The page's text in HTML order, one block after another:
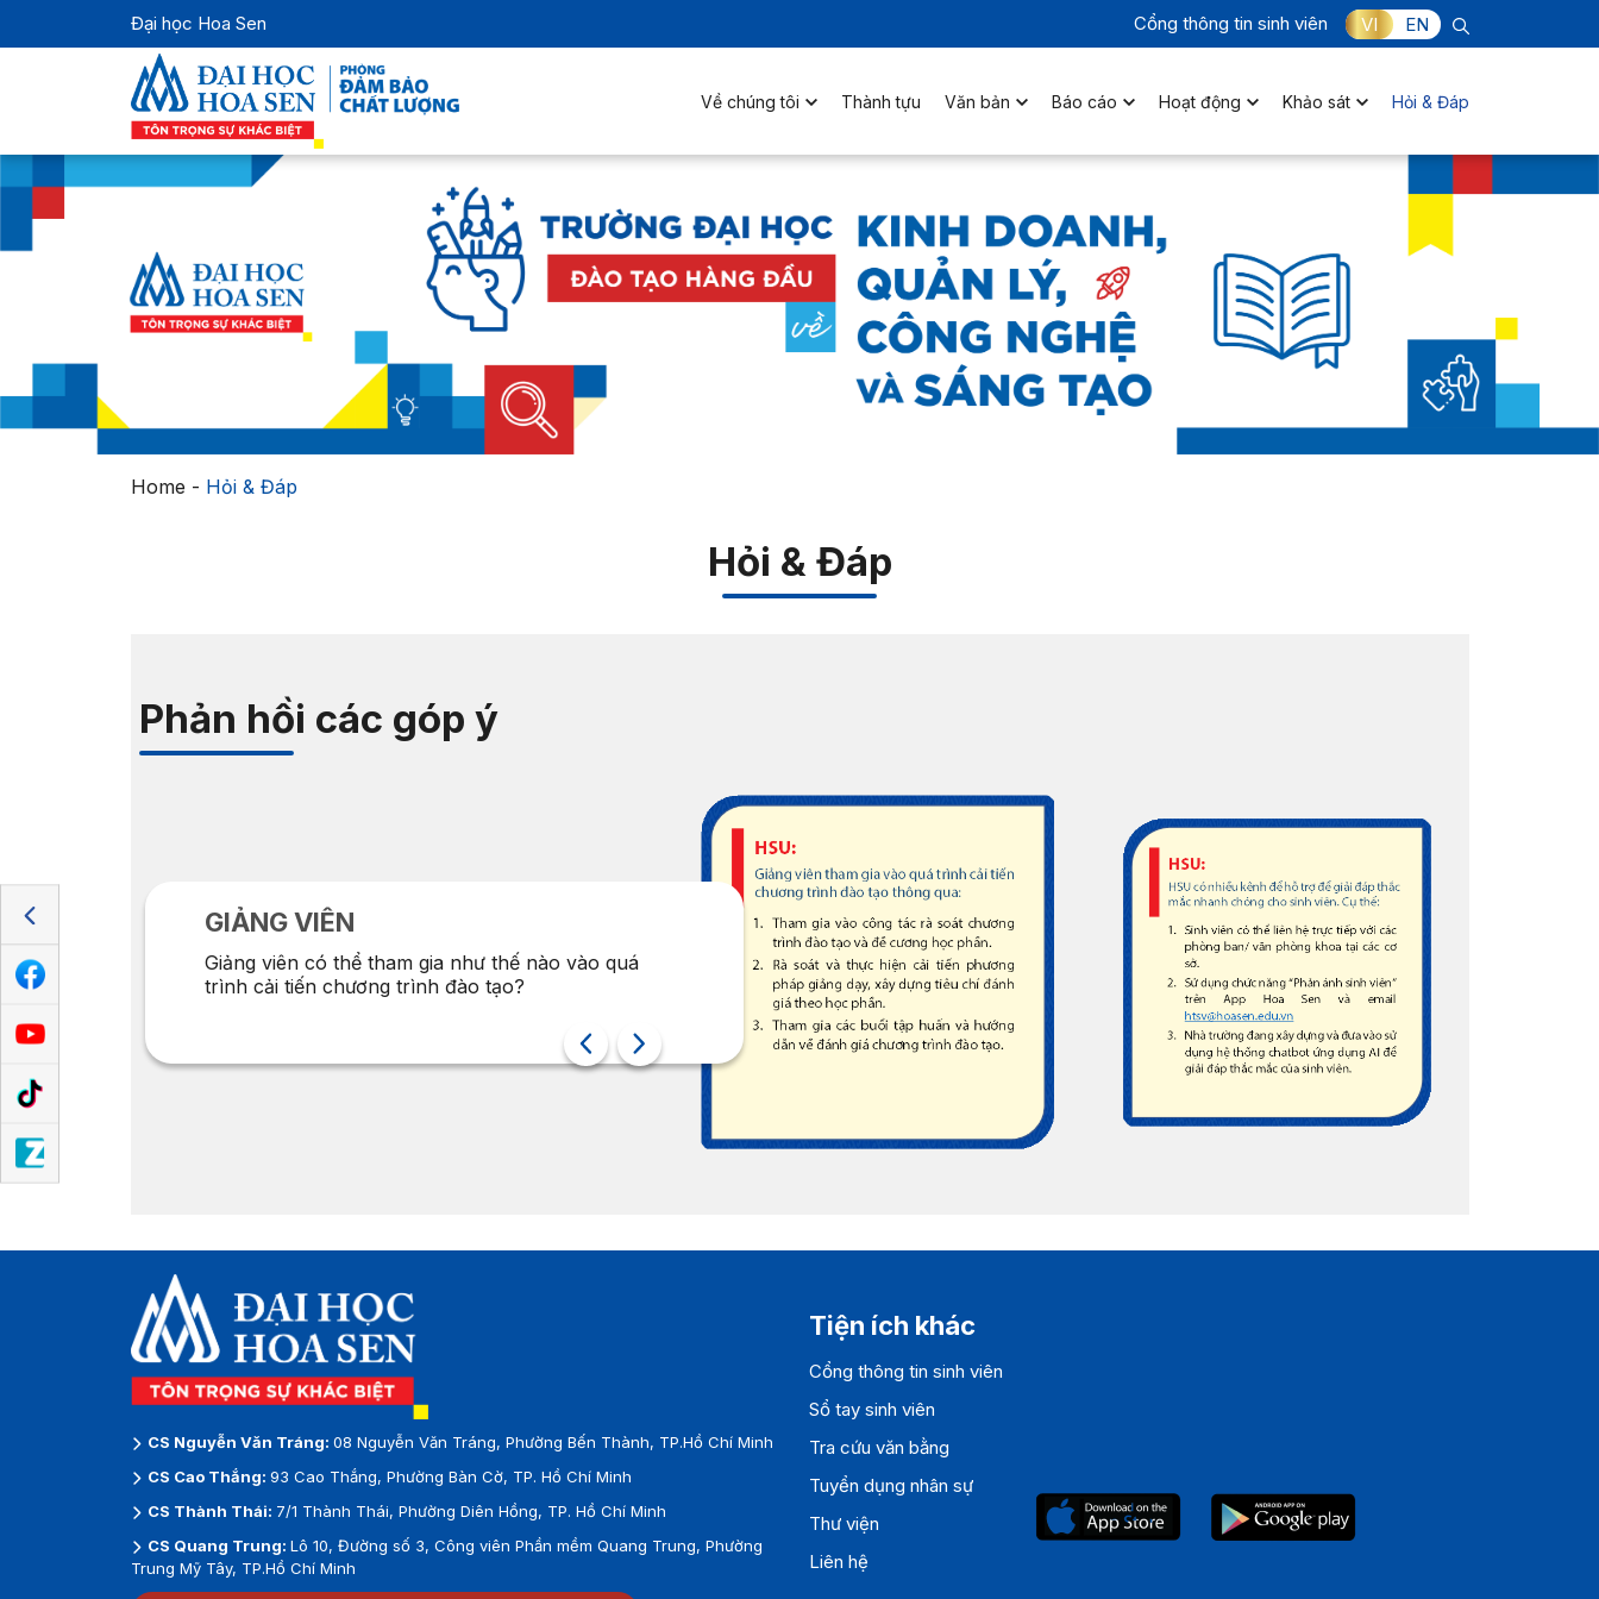
Đại học Hoa Sen Cổng thông tin sinh viên VI EN
Về chúng tôi Thành tựu Văn bản Báo cáo Hoạt động Khảo sát Hỏi & Đáp
Home - Hỏi & Đáp
Hỏi & Đáp
Phản hồi các góp ý
GIẢNG VIÊN
Giảng viên có thể tham gia như thế nào vào quá
trình cải tiến chương trình đào tạo?
SINH VIÊN
Nhà trường có kênh hỗ trợ giải đáp thắc mắc nào
cho sinh viên?
CS Nguyễn Văn Tráng: 08 Nguyễn Văn Tráng, Phường Bến Thành, TP.Hồ Chí Minh
CS Cao Thắng: 93 Cao Thắng, Phường Bàn Cờ, TP. Hồ Chí Minh
CS Thành Thái: 7/1 Thành Thái, Phường Diên Hồng, TP. Hồ Chí Minh
CS Quang Trung: Lô 10, Đường số 3, Công viên Phần mềm Quang Trung, Phường
Trung Mỹ Tây, TP.Hồ Chí Minh
Tiện ích khác
Cổng thông tin sinh viên
Sổ tay sinh viên
Tra cứu văn bằng
Tuyển dụng nhân sự
Thư viện
Liên hệ